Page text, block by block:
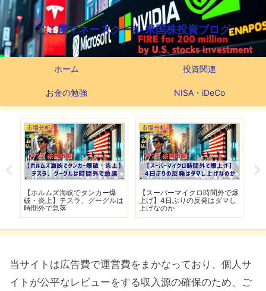
ここ屋マネースクール 米国株投資ブログ
ホーム 投資関連
お金の勉強 NISA・iDeCo
市場分析
【ホルムズ海峡でタンカー爆
破・炎上】テスラ、グーグルは
時間外で急落
市場分析
【スーパーマイクロ時間外で爆
上げ】4日ぶりの反発はダマし
上げなのか
当サイトは広告費で運営費をまかなっており、個人サ
イトが公平なレビューをする収入源の確保のため、ご